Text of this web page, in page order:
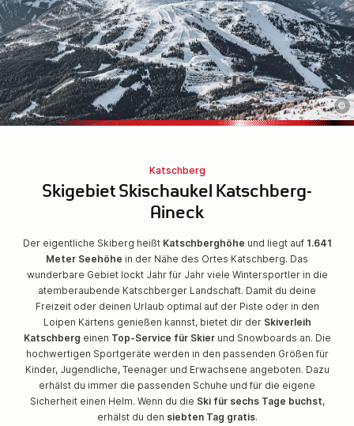
©
Katschberg
Skigebiet Skischaukel Katschberg-
Aineck
Der eigentliche Skiberg heißt Katschberghöhe und liegt auf 1.641
Meter Seehöhe in der Nähe des Ortes Katschberg. Das
wunderbare Gebiet lockt Jahr für Jahr viele Wintersportler in die
atemberaubende Katschberger Landschaft. Damit du deine
Freizeit oder deinen Urlaub optimal auf der Piste oder in den
Loipen Kärtens genießen kannst, bietet dir der Skiverleih
Katschberg einen Top-Service für Skierund Snowboards an. Die
hochwertigen Sportgeräte werden in den passenden Größen für
Kinder, Jugendliche, Teenager und Erwachsene angeboten. Dazu
erhälst du immer die passenden Schuhe und für die eigene
Sicherheit einen Helm. Wenn du die Ski für sechs Tage buchst,
erhälst du den siebten Tag gratis.